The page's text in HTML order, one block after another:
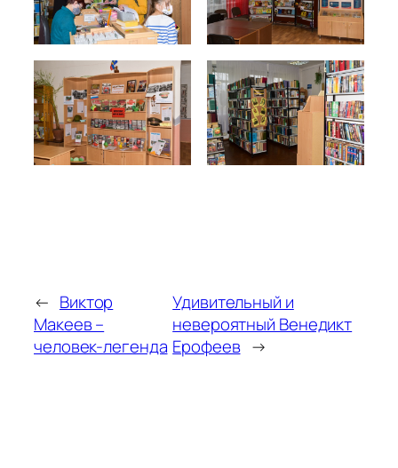
← Виктор
Макеев –
человек-легенда
Удивительный и
невероятный Венедикт
Ерофеев →